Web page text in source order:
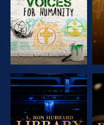
SERIE
ENTDECKEN